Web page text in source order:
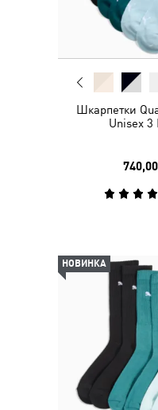
Шкарпетки
Unisex 3
НОВИНКА